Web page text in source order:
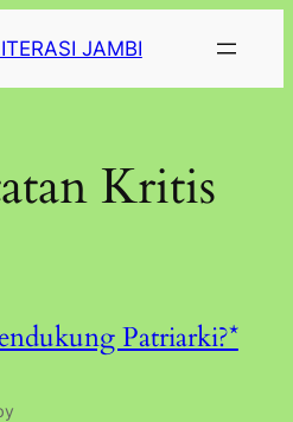
JAMBI
Kritis
Patriarki?*